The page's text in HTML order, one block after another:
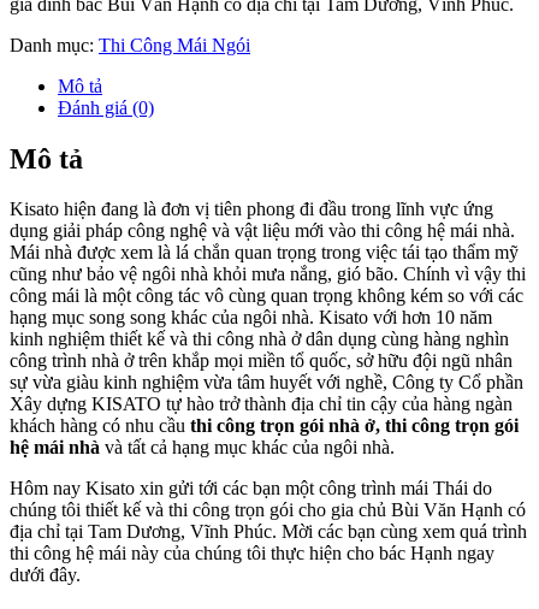
Danh mục: Thi Công Mái Ngói
Mô tả
Đánh giá (0)
Mô tả
Kisato hiện đang là đơn vị tiên phong đi đầu trong lĩnh vực ứng
dụng giải pháp công nghệ và vật liệu mới vào thi công hệ mái nhà.
Mái nhà được xem là lá chắn quan trọng trong việc tái tạo thẩm mỹ
cũng như bảo vệ ngôi nhà khỏi mưa nắng, gió bão. Chính vì vậy thi
công mái là một công tác vô cùng quan trọng không kém so với các
hạng mục song song khác của ngôi nhà. Kisato với hơn 10 năm
kinh nghiệm thiết kế và thi công nhà ở dân dụng cùng hàng nghìn
công trình nhà ở trên khắp mọi miền tổ quốc, sở hữu đội ngũ nhân
sự vừa giàu kinh nghiệm vừa tâm huyết với nghề, Công ty Cổ phần
Xây dựng KISATO tự hào trở thành địa chỉ tin cậy của hàng ngàn
khách hàng có nhu cầu thi công trọn gói nhà ở, thi công trọn gói
hệ mái nhà và tất cả hạng mục khác của ngôi nhà.
Hôm nay Kisato xin gửi tới các bạn một công trình mái Thái do
chúng tôi thiết kế và thi công trọn gói cho gia chủ Bùi Văn Hạnh có
địa chỉ tại Tam Dương, Vĩnh Phúc. Mời các bạn cùng xem quá trình
thi công hệ mái này của chúng tôi thực hiện cho bác Hạnh ngay
dưới đây.